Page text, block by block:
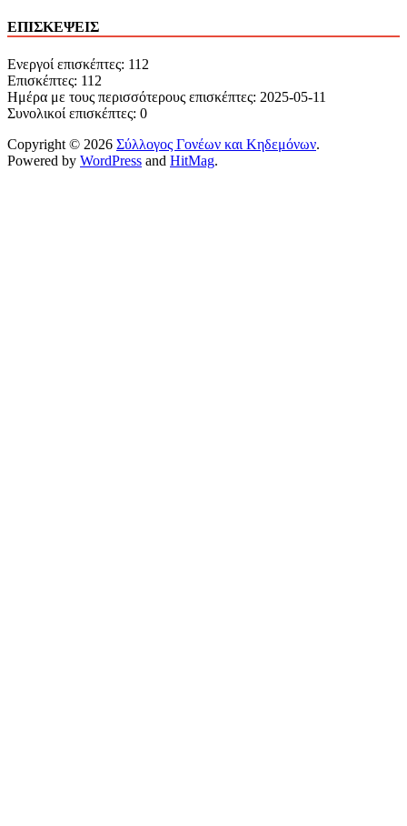
ΕΠΙΣΚΕΨΕΙΣ
Ενεργοί επισκέπτες: 112
Επισκέπτες: 112
Ημέρα με τους περισσότερους επισκέπτες: 2025-05-11
Συνολικοί επισκέπτες: 0
Copyright © 2026 Σύλλογος Γονέων και Κηδεμόνων.
Powered by WordPress and HitMag.